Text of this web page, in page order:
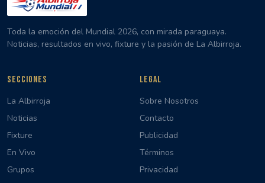
Toda la emoción del Mundial 2026, con mirada paraguaya.
Noticias, resultados en vivo, fixture y la pasión de La Albirroja.
SECCIONES
La Albirroja
Noticias
Fixture
En Vivo
Grupos
LEGAL
Sobre Nosotros
Contacto
Publicidad
Términos
Privacidad